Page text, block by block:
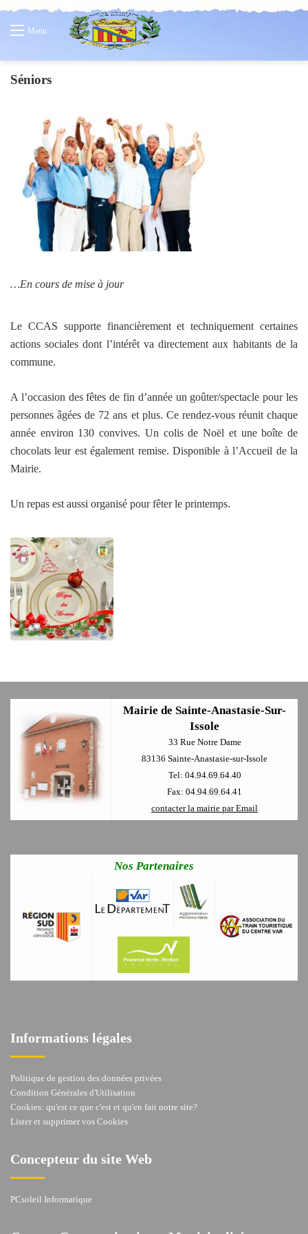
Menu
Séniors
…En cours de mise à jour
Le CCAS supporte financièrement et techniquement certaines
actions sociales dont l’intérêt va directement aux habitants de la
commune.
A l’occasion des fêtes de fin d’année un goûter/spectacle pour les
personnes âgées de 72 ans et plus. Ce rendez-vous réunit chaque
année environ 130 convives. Un colis de Noël et une boîte de
chocolats leur est également remise. Disponible à l’Accueil de la
Mairie.
Un repas est aussi organisé pour fêter le printemps.
Mairie de Sainte-Anastasie-Sur-
Issole
33 Rue Notre Dame
83136 Sainte-Anastasie-sur-Issole
Tel: 04.94.69.64.40
Fax: 04.94.69.64.41
contacter la mairie par Email
Nos Partenaires
Informations légales
Politique de gestion des données privées
Condition Générales d'Utilisation
Cookies: qu'est ce que c'est et qu'en fait notre site?
Lister et supprimer vos Cookies
Concepteur du site Web
PCsoleil Informatique